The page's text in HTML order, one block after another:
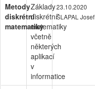
Metody
diskrétní
matematiky
Základy
diskrétní
matematiky
včetně
některých
aplikací
v
informatice
23.10.2020
ŠLAPAL Josef